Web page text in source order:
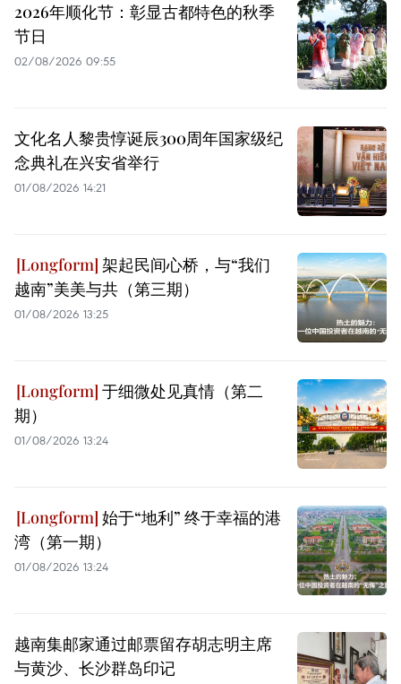
2026年顺化节：彰显古都特色的秋季
节日
02/08/2026 09:55
文化名人黎贵惇诞辰300周年国家级纪
念典礼在兴安省举行
01/08/2026 14:21
架起民间心桥，与“我们
越南”美美与共（第三期）
01/08/2026 13:25
于细微处见真情（第二
期）
01/08/2026 13:24
始于“地利” 终于幸福的港
湾（第一期）
01/08/2026 13:24
越南集邮家通过邮票留存胡志明主席
与黄沙、长沙群岛印记